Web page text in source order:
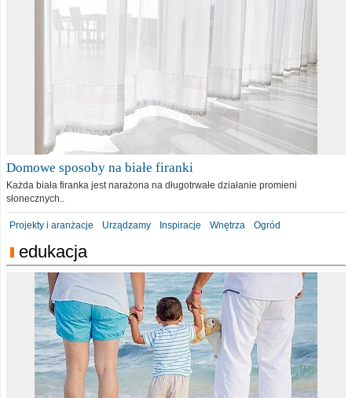
Domowe sposoby na białe firanki
Każda biała firanka jest narażona na długotrwałe działanie promieni
słonecznych..
Projekty i aranżacje Urządzamy Inspiracje Wnętrza Ogród
edukacja